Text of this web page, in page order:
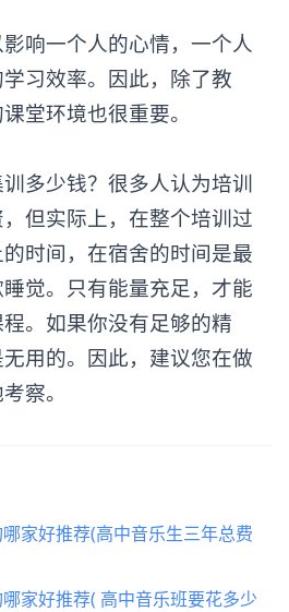
一个人的心情，一个人
习效率。因此，除了教
堂环境也很重要。
少钱？很多人认为培训
但实际上，在整个培训过
时间，在宿舍的时间是最
觉。只有能量充足，才能
。如果你没有足够的精
用的。因此，建议您在做
察。
家好推荐(高中音乐生三年总费
家好推荐( 高中音乐班要花多少